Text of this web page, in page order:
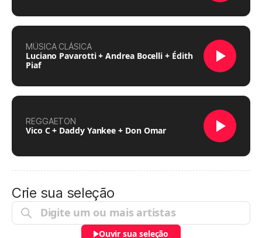
MÚSICA CLÁSICA
Luciano Pavarotti + Andrea Bocelli + Édith
Piaf
REGGAETON
Vico C + Daddy Yankee + Don Omar
Crie sua seleção
Ouvir sua seleção